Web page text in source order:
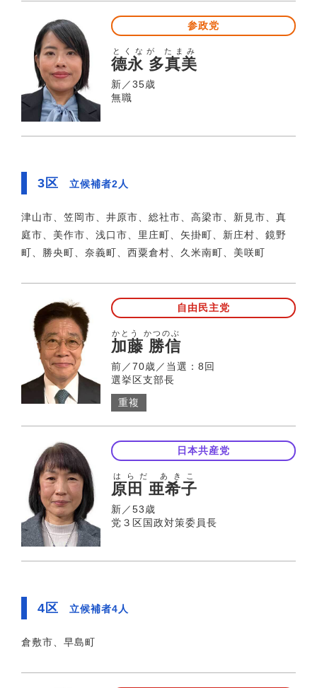
参政党
德永 多真美
とくなが たまみ
新／35歳
無職
3区 立候補者2人
津山市、笠岡市、井原市、総社市、高梁市、新見市、真
庭市、美作市、浅口市、里庄町、矢掛町、新庄村、鏡野
町、勝央町、奈義町、西粟倉村、久米南町、美咲町
自由民主党
加藤 勝信
かとう かつのぶ
前／70歳／当選：8回
選挙区支部長
重複
日本共産党
原田 亜希子
はらだ あきこ
新／53歳
党３区国政対策委員長
4区 立候補者4人
倉敷市、早島町